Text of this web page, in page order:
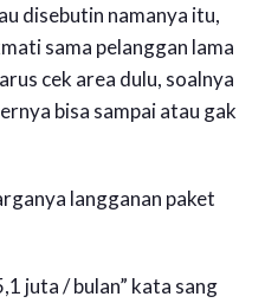
disebutin namanya itu,
sama pelanggan lama
cek area dulu, soalnya
bisa sampai atau gak
langganan paket
juta / bulan” kata sang